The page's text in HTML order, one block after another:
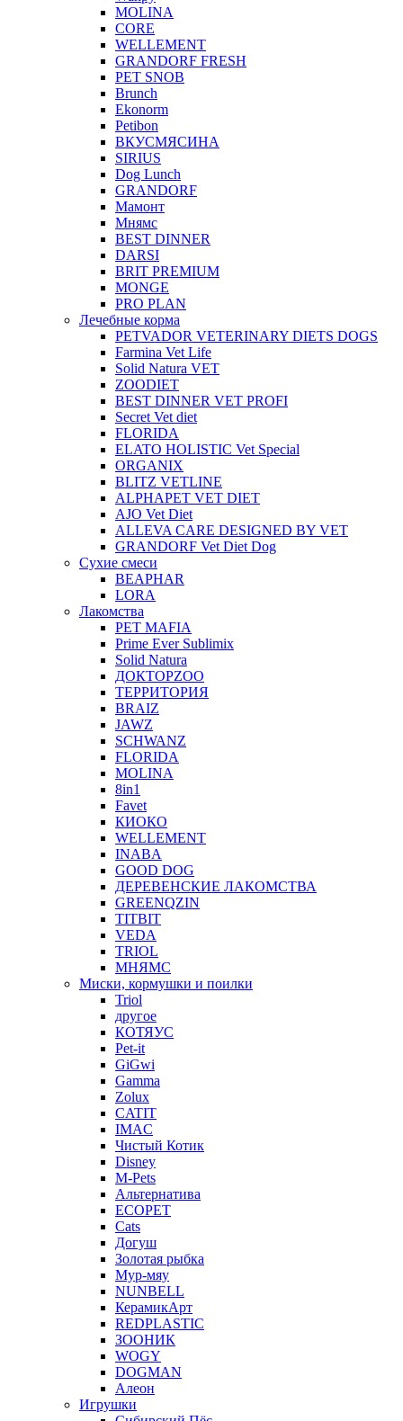
MOLINA
CORE
WELLEMENT
GRANDORF FRESH
PET SNOB
Brunch
Ekonorm
Petibon
ВКУСМЯСИНА
SIRIUS
Dog Lunch
GRANDORF
Мамонт
Мнямс
BEST DINNER
DARSI
BRIT PREMIUM
MONGE
PRO PLAN
Лечебные корма
PETVADOR VETERINARY DIETS DOGS
Farmina Vet Life
Solid Natura VET
ZOODIET
BEST DINNER VET PROFI
Secret Vet diet
FLORIDA
ELATO HOLISTIC Vet Special
ORGANIX
BLITZ VETLINE
ALPHAPET VET DIET
AJO Vet Diet
ALLEVA CARE DESIGNED BY VET
GRANDORF Vet Diet Dog
Сухие смеси
BEAPHAR
LORA
Лакомства
PET MAFIA
Prime Ever Sublimix
Solid Natura
ДОКТОРZOO
ТЕРРИТОРИЯ
BRAIZ
JAWZ
SCHWANZ
FLORIDA
MOLINA
8in1
Favet
КИОКО
WELLEMENT
INABA
GOOD DOG
ДЕРЕВЕНСКИЕ ЛАКОМСТВА
GREENQZIN
TITBIT
VEDA
TRIOL
МНЯМС
Миски, кормушки и поилки
Triol
другое
КОТЯУС
Pet-it
GiGwi
Gamma
Zolux
CATIT
IMAC
Чистый Котик
Disney
M-Pets
Альтернатива
ECOPET
Cats
Догуш
Золотая рыбка
Мур-мяу
NUNBELL
КерамикАрт
REDPLASTIC
ЗООНИК
WOGY
DOGMAN
Алеон
Игрушки